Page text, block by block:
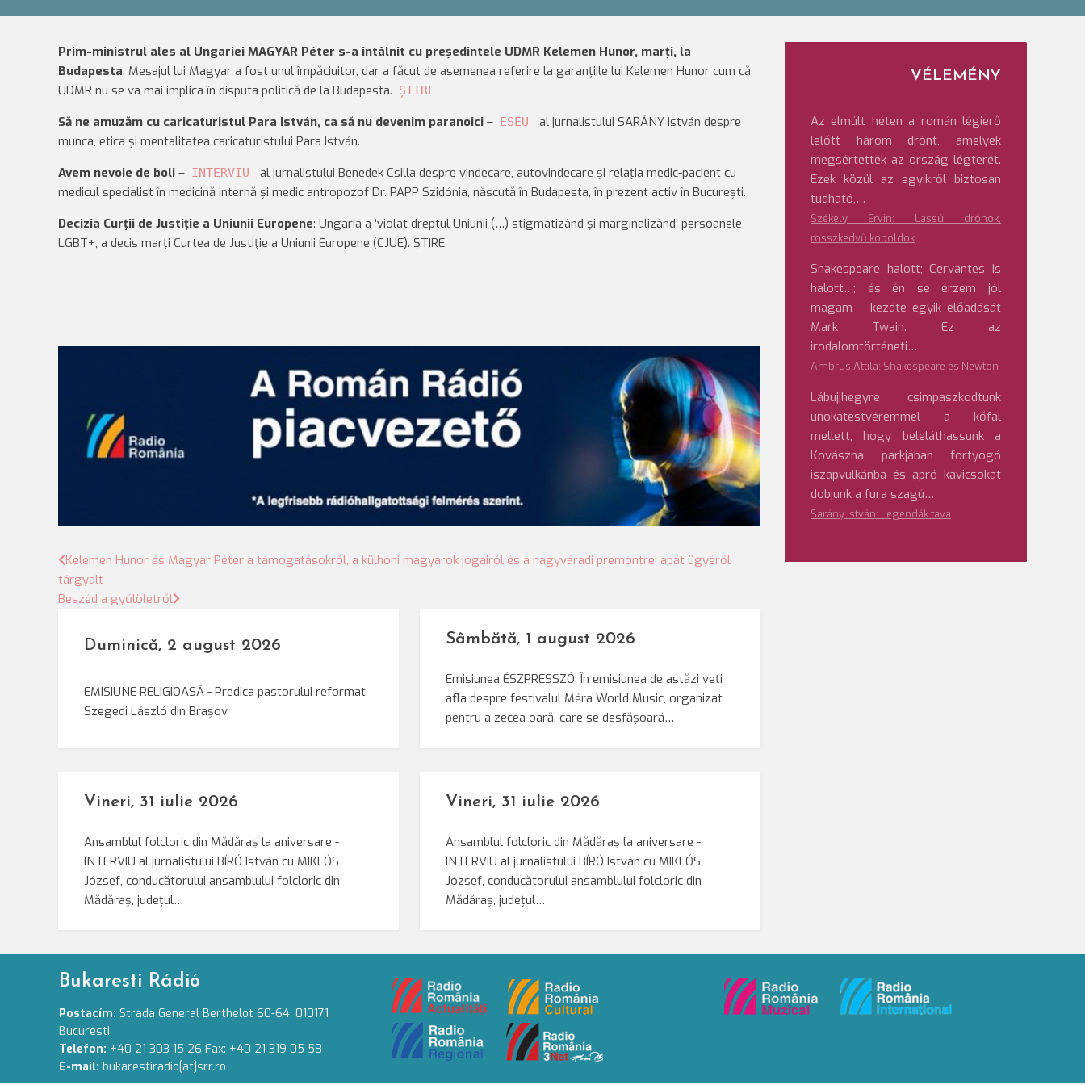
Prim-ministrul ales al Ungariei MAGYAR Péter s-a întâlnit cu președintele UDMR Kelemen Hunor, marți, la
Budapesta. Mesajul lui Magyar a fost unul împăciuitor, dar a făcut de asemenea referire la garanțiile lui Kelemen Hunor cum că
UDMR nu se va mai implica în disputa politică de la Budapesta. ȘTIRE
Să ne amuzăm cu caricaturistul Para István, ca să nu devenim paranoici – ESEU
al jurnalistului SARÁNY István despre
munca, etica și mentalitatea caricaturistului Para István.
Avem nevoie de boli – INTERVIU
al jurnalistului Benedek Csilla despre vindecare, autovindecare și relația medic-pacient cu
medicul specialist în medicină internă și medic antropozof Dr. PAPP Szidónia, născută în Budapesta, în prezent activ în București.
Decizia Curții de Justiţie a Uniunii Europene: Ungaria a ‘violat dreptul Uniunii (…) stigmatizând şi marginalizând’ persoanele
LGBT+, a decis marţi Curtea de Justiţie a Uniunii Europene (CJUE). ȘTIRE
Bejegyzés
navigáció
Kelemen Hunor és Magyar Péter a támogatásokról, a külhoni magyarok jogairól és a nagyváradi premontrei apát ügyéről
tárgyalt
Beszéd a gyűlöletről
Duminică, 2 august 2026
EMISIUNE RELIGIOASĂ - Predica pastorului reformat
Szegedi László din Brașov
Sâmbătă, 1 august 2026
Emisiunea ÉSZPRESSZÓ: În emisiunea de astăzi veți
afla despre festivalul Méra World Music, organizat
pentru a zecea oară, care se desfășoară…
Vineri, 31 iulie 2026
Ansamblul folcloric din Mădăraș la aniversare -
INTERVIU al jurnalistului BÍRÓ István cu MIKLÓS
József, conducătorului ansamblului folcloric din
Mădăraș, județul…
Vineri, 31 iulie 2026
Ansamblul folcloric din Mădăraș la aniversare -
INTERVIU al jurnalistului BÍRÓ István cu MIKLÓS
József, conducătorului ansamblului folcloric din
Mădăraș, județul…
VÉLEMÉNY
Az elmúlt héten a román légierő
lelőtt három drónt, amelyek
megsértették az ország légterét.
Ezek közül az egyikről biztosan
tudható,…
Székely Ervin: Lassú drónok,
rosszkedvű koboldok
Shakespeare halott; Cervantes is
halott…; és én se érzem jól
magam – kezdte egyik előadását
Mark Twain. Ez az
irodalomtörténeti…
Ambrus Attila: Shakespeare és Newton
Lábujjhegyre csimpaszkodtunk
unokatestvéremmel a kőfal
mellett, hogy beleláthassunk a
Kovászna parkjában fortyogó
iszapvulkánba és apró kavicsokat
dobjunk a fura szagú…
Sarány István: Legendák tava
Bukaresti Rádió
Postacím: Strada General Berthelot 60-64. 010171
Bucuresti
Telefon: +40 21 303 15 26 Fax: +40 21 319 05 58
E-mail: bukarestiradio[at]srr.ro